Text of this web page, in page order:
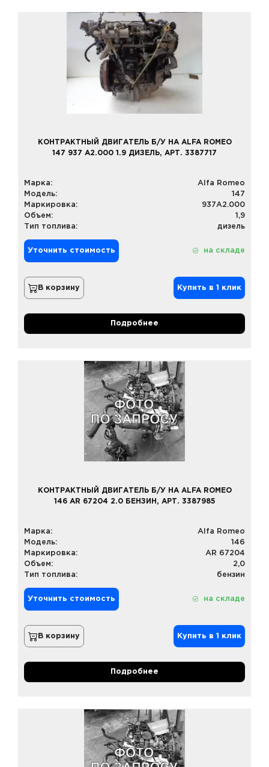
КОНТРАКТНЫЙ ДВИГАТЕЛЬ Б/У НА ALFA ROMEO
147 937 A2.000 1.9 ДИЗЕЛЬ, АРТ. 3387717
Марка:
Alfa Romeo
Модель:
147
Маркировка:
937A2.000
Объем:
1,9
Тип топлива:
дизель
Уточнить стоимость на складе
В корзину Купить в 1 клик
Подробнее
КОНТРАКТНЫЙ ДВИГАТЕЛЬ Б/У НА ALFA ROMEO
146 AR 67204 2.0 БЕНЗИН, АРТ. 3387985
Марка:
Alfa Romeo
Модель:
146
Маркировка:
AR 67204
Объем:
2,0
Тип топлива:
бензин
Уточнить стоимость на складе
В корзину Купить в 1 клик
Подробнее